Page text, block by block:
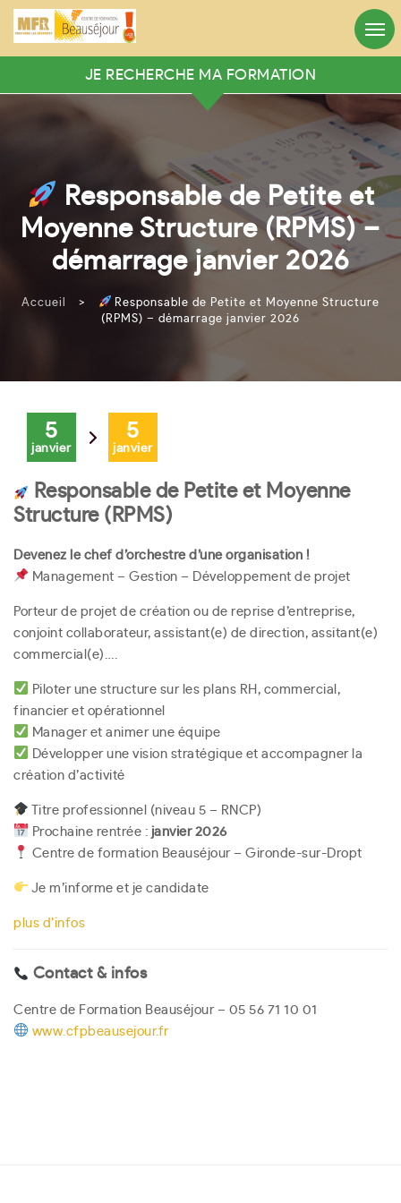
Appelez-nous
05.56.71.10.01 8h:30 - 12:30 / 13h:30 - 18h
RECHERCHER VOTRE FORMATION
Mots clés
Ou recherche avancée
Rechercher
JE RECHERCHE MA FORMATION
Responsable de Petite et
Moyenne Structure (RPMS) –
démarrage janvier 2026
Accueil >
Responsable de Petite et Moyenne Structure
(RPMS) – démarrage janvier 2026
5
janvier
5
janvier
Responsable de Petite et Moyenne
Structure (RPMS)
Devenez le chef d’orchestre d’une organisation !
Management – Gestion – Développement de projet
Porteur de projet de création ou de reprise d’entreprise,
conjoint collaborateur, assistant(e) de direction, assitant(e)
commercial(e)….
Piloter une structure sur les plans RH, commercial,
financier et opérationnel
Manager et animer une équipe
Développer une vision stratégique et accompagner la
création d’activité
Titre professionnel (niveau 5 – RNCP)
Prochaine rentrée : janvier 2026
Centre de formation Beauséjour – Gironde-sur-Dropt
Je m’informe et je candidate
plus d’infos
Contact & infos
Centre de Formation Beauséjour – 05 56 71 10 01
www.cfpbeausejour.fr